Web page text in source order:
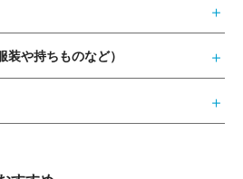
や持ちものなど）